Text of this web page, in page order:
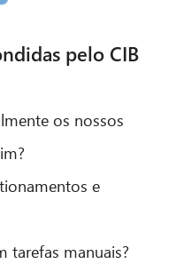
pelo CIB
os nossos
e
tarefas manuais?